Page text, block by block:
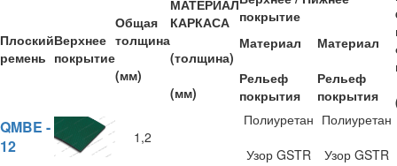
Плоский
ремень
Верхнее
покрытие
Общая
толщина
(мм)
МАТЕРИАЛ
КАРКАСА
(толщина)
(мм)
покрытие
Материал
Рельеф
покрытия
Материал
Рельеф
покрытия
QMBE -
12
1,2
Полиуретан
Узор GSTR
Полиуретан
Узор GSTR